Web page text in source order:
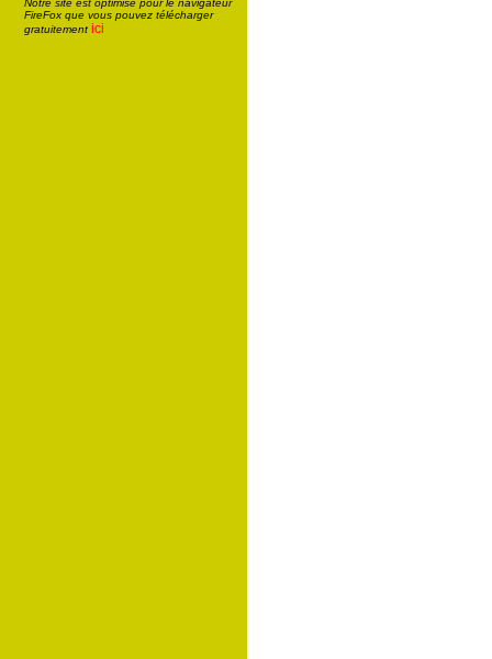
Notre site est optimisé pour le navigateur
FireFox que vous pouvez télécharger
gratuitement ici